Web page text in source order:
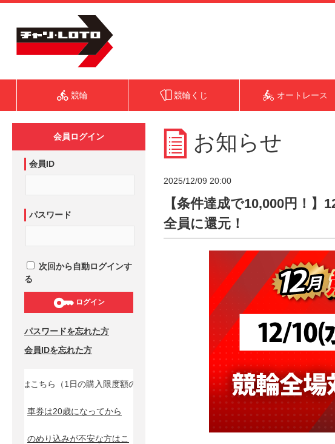
競輪 競輪くじ オートレース
会員ログイン
会員ID
パスワード
次回から自動ログインす
る
ログイン
パスワードを忘れた方
会員IDを忘れた方
こちら（1日の購入限度額の設定）↓
車券は20歳になってから
のめり込みが不安な方はこ
お知らせ
2025/12/09 20:00
【条件達成で10,000円！
全員に還元！